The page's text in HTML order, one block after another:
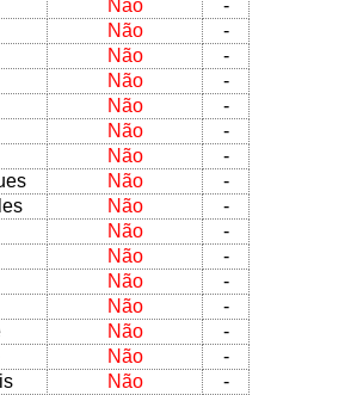
Não
-
Não
-
Não
-
Não
-
Não
-
Não
-
Não
-
Não
-
Não
-
Não
-
Não
-
Não
-
Não
-
Não
-
Não
-
Não
-